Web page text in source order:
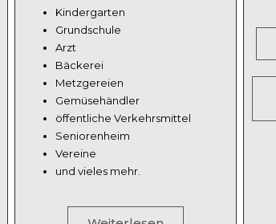
Kindergarten
Grundschule
Arzt
Bäckerei
Metzgereien
Gemüsehändler
öffentliche Verkehrsmittel
Seniorenheim
Vereine
und vieles mehr.